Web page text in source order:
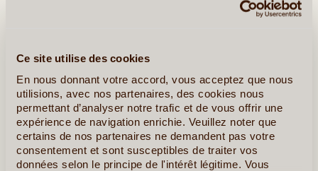
Ce site utilise des cookies
En nous donnant votre accord, vous acceptez que nous
utilisions, avec nos partenaires, des cookies nous
permettant d’analyser notre trafic et de vous offrir une
expérience de navigation enrichie. Veuillez noter que
certains de nos partenaires ne demandent pas votre
consentement et sont susceptibles de traiter vos
données selon le principe de l'intérêt légitime. Vous
©
La Roumanie, un pays à découvrir par les touristes, un pays
qui va vous fasciner par sa beauté et sa diversité: une terre
sacrée > La Bucovine avec ses monastères peints uniques ,
des légendes qui ont fait le (...)